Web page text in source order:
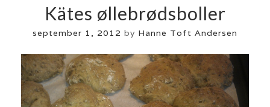
Kätes øllebrødsboller
september 1, 2012 by Hanne Toft Andersen